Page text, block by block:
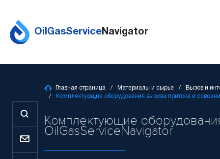
OilGasServiceNavigator
Главная страница Материалы и сырье
Вызов и
Комплектующие оборудования вызова притока и
Комплектующие
OilGasServiceNavigator